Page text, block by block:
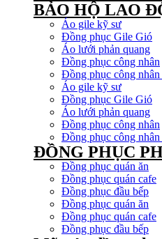
BẢO HỘ LAO
Áo gile kỹ sư
Đồng phục Gile Gió
Áo lưới phản quang
Đồng phục công nhân
Đồng phục công
Áo gile kỹ sư
Đồng phục Gile Gió
Áo lưới phản quang
Đồng phục công nhân
Đồng phục công
ĐỒNG PHỤC
Đồng phục quán ăn
Đồng phục quán cafe
Đồng phục đầu bếp
Đồng phục quán ăn
Đồng phục quán cafe
Đồng phục đầu bếp